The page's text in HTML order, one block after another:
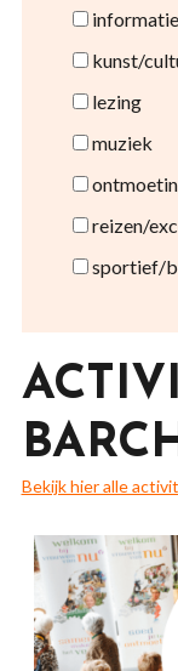
kunst/
lezing
muziek
reizen/
sportief/
Bekijk hier alle